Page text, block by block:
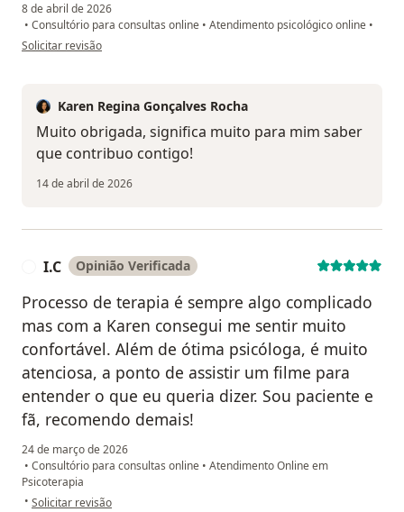
8 de abril de 2026
• Consultório para consultas online • Atendimento psicológico online •
na opinião do utilizador K.B.
Solicitar revisão
Karen Regina Gonçalves Rocha
Muito obrigada, significa muito para mim saber
que contribuo contigo!
14 de abril de 2026
I.C Opinião Verificada
Processo de terapia é sempre algo complicado
mas com a Karen consegui me sentir muito
confortável. Além de ótima psicóloga, é muito
atenciosa, a ponto de assistir um filme para
entender o que eu queria dizer. Sou paciente e
fã, recomendo demais!
24 de março de 2026
• Consultório para consultas online • Atendimento Online em
Psicoterapia
• na opinião do utilizador I.C
Solicitar revisão